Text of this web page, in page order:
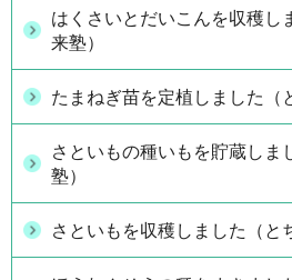
はくさいとだいこんを収穫し
来塾）
たまねぎ苗を定植しました（
さといもの種いもを貯蔵しま
塾）
さといもを収穫しました（と